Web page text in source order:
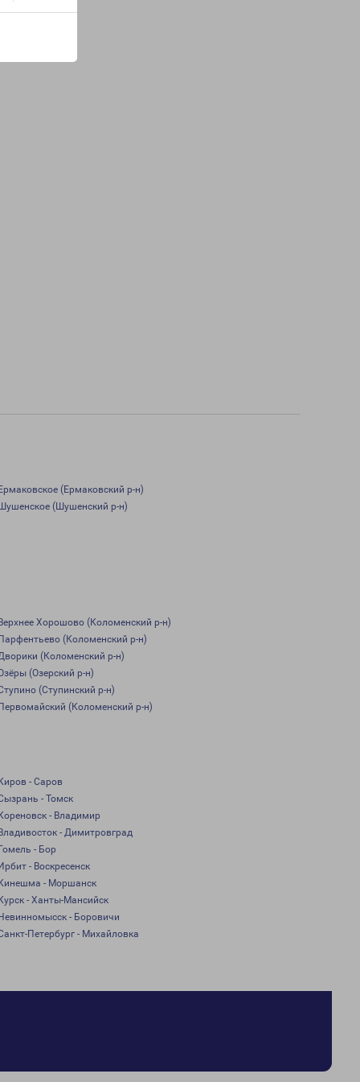
(Ермаковский р-н)
(Шушенский р-н)
Хорошово (Коломенский р-н)
(Коломенский р-н)
(Коломенский р-н)
(Озерский р-н)
(Ступинский р-н)
(Коломенский р-н)
- Саров
- Томск
- Владимир
- Димитровград
- Бор
- Воскресенск
- Моршанск
- Ханты-Мансийск
- Боровичи
Петербург - Михайловка